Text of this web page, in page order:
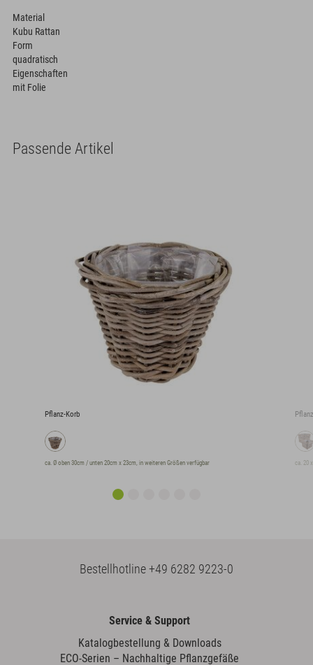
Material
Kubu Rattan
Form
quadratisch
Eigenschaften
mit Folie
Passende Artikel
Pflanz-Korb
ca. Ø oben 30cm / unten 20cm x 23cm, in weiteren Größen verfügbar ca. 20
Bestellhotline+49 6282 9223-0
Service & Support
Katalogbestellung & Downloads
ECO-Serien – Nachhaltige Pflanzgefäße